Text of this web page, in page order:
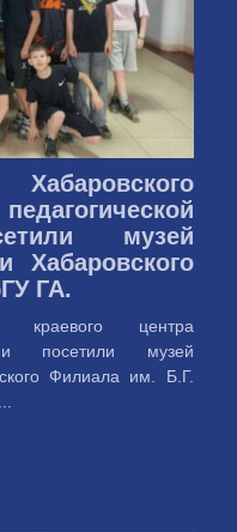
музей
Хабаровского
ГА.
краевого центра
посетили музей
Филиала им. Б.Г.